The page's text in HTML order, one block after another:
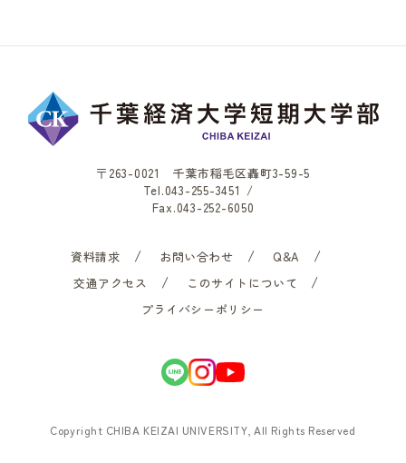
〒263-0021 千葉市稲毛区轟町3-59-5
Tel.043-255-3451 /
Fax.043-252-6050
資料請求 お問い合わせ
Q&A
交通アクセス
このサイトについて
プライバシーポリシー
Copyright CHIBA KEIZAI UNIVERSITY, All Rights Reserved